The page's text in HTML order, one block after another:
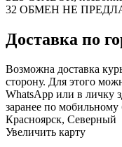
32 ОБМЕН НЕ
Доставка по
Возможна доставка
сторону. Для этого
WhatsApp или в личку
заранее по
Красноярск, Северный
Увеличить карту